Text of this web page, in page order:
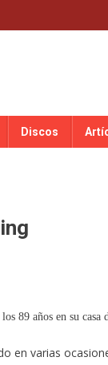
Discos
89 años en su casa
en varias